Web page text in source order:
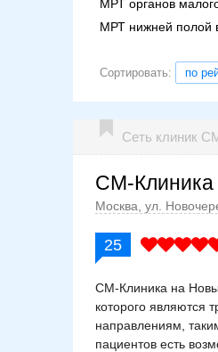
МРТ органов
МРТ нижней полой
Сортировать: по
Сеть клиник
СМ-
Москва, ул.
25
СМ-Клиника на
которого являются
направлениям,
пациентов есть